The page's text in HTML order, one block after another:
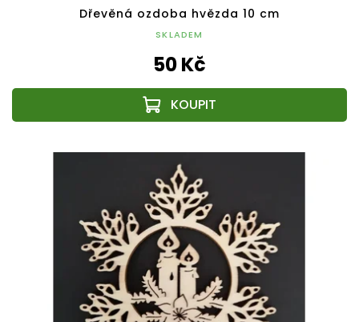
Dřevěná ozdoba hvězda 10 cm
SKLADEM
50 Kč